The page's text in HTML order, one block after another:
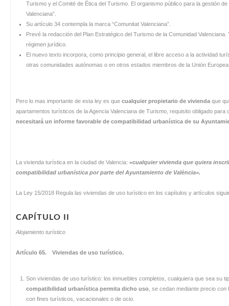
Turismo y el Comité de Ética del Turismo. El organismo público para la gestión
Valenciana”.
Su artículo 34 contempla la marca “Comunitat Valenciana”.
Prevé la redacción del Plan Estratégico del Turismo de la Comunidad
régimen jurídico.
El nuevo texto incorpora, como principio general, el libre acceso a la actividad
otras comunidades autónomas o en otros estados miembros de la Unión
Pero lo mas importante de esta ley es que cualquier propietario de vivienda que
apartamentos turísticos de la Agencia Valenciana de Turismo, requisito obligado para
necesitará un informe favorable de compatibilidad urbanística de su
La vivienda turística en la ciudad de Valencia: «cualquier vivienda que quiera
compatibilidad urbanística por parte del Ayuntamiento de València».
La Ley 15/2018 Regula las viviendas de uso turístico en los capítulos y artículos
CAPÍTULO II
Alojamiento turístico
Artículo 65. Viviendas de uso turístico.
Son viviendas de uso turístico: los inmuebles completos, cualquiera que sea su
compatibilidad urbanística permita dicho uso, se cedan mediante precio con
con fines turísticos, vacacionales o de ocio.